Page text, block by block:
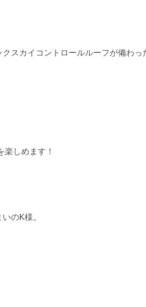
スカイコントロールルーフが備わっ
楽しめます！
のK様。